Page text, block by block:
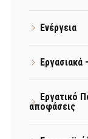
Ενέργεια
Εργασιακά
Εργατικό
αποφάσεις